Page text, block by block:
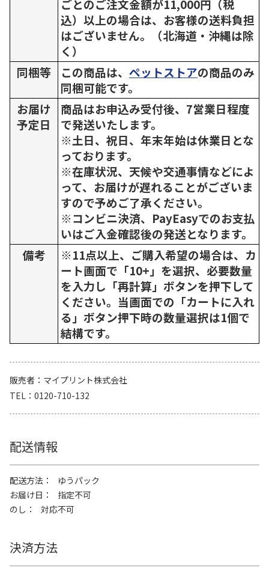
ごとのご注文金額が11,000円（税
込）以上の場合は、お客様の送料負担
はございません。（北海道・沖縄は除
く）
同梱等
この商品は、 ペットストアの商品のみ
同梱可能です。
お届け
予定日
商品はお申込み受付後、7営業日程度
で発送いたします。
※土日、祝日、年末年始は休業日とな
っております。
※在庫状況、天候や交通事情などによ
って、お届けが遅れることがございま
すので予めご了承ください。
※コンビニ決済、PayEasyでのお支払
いはご入金確認後の発送となります。
備考
※11点以上、ご購入希望の場合は、カ
ート画面で「10+」を選択、必要数量
を入力し「再計算」ボタンを押下して
ください。当画面での「カートに入れ
る」ボタン押下時の数量選択は1個で
結構です。
販売者
マイプリント株式会社
TEL
0120-710-132
配送情報
配送方法
ゆうパック
お届け日
指定不可
のし
対応不可
決済方法